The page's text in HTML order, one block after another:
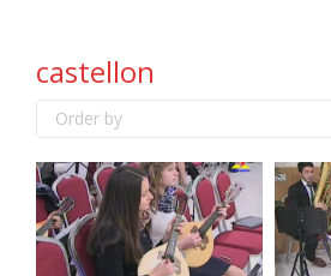
castellon
Order by